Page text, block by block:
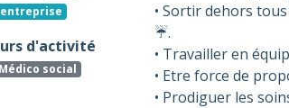
d'activité
social
• Sortir dehors
☔.
• Travailler en
• Etre force de
• Prodiguer les